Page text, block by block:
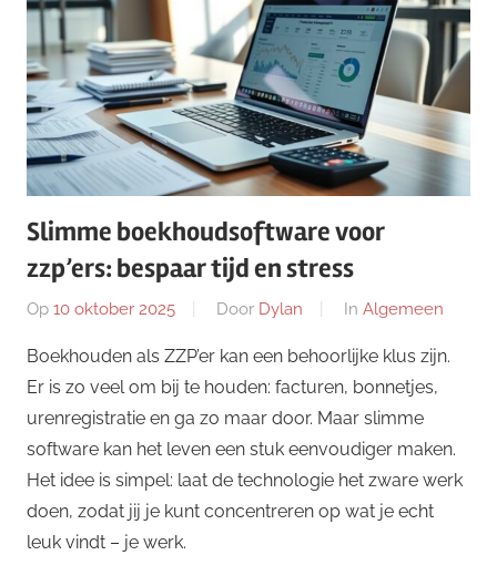
Slimme boekhoudsoftware voor
zzp’ers: bespaar tijd en stress
Op 10 oktober 2025 Door Dylan In Algemeen
Boekhouden als ZZP’er kan een behoorlijke klus zijn.
Er is zo veel om bij te houden: facturen, bonnetjes,
urenregistratie en ga zo maar door. Maar slimme
software kan het leven een stuk eenvoudiger maken.
Het idee is simpel: laat de technologie het zware werk
doen, zodat jij je kunt concentreren op wat je echt
leuk vindt – je werk.